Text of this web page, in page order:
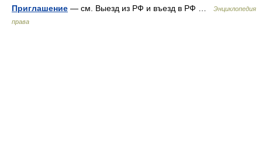
Приглашение — см. Выезд из РФ и въезд в РФ …
Энциклопедия
права